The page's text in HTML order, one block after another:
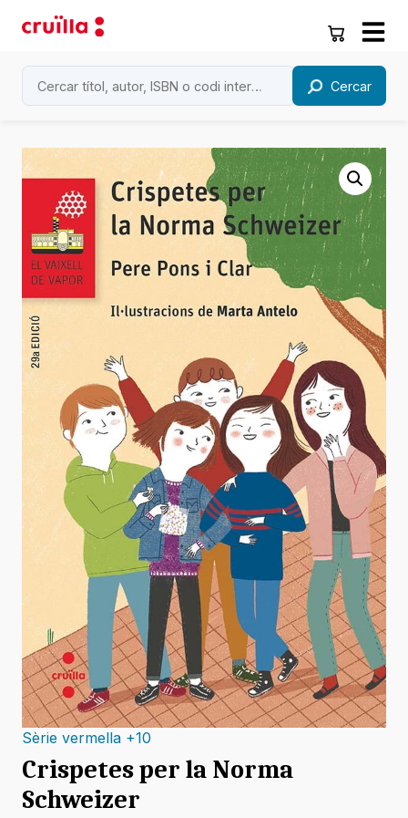
Cercar
Sèrie vermella +10
Crispetes per la Norma
Schweizer